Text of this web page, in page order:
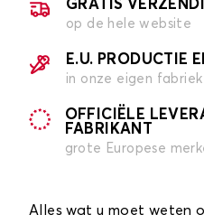
GRATIS
op de hele website
E.U. PRODUCTIE
in onze eigen fabriek
OFFICIËLE
FABRIKANT
grote Europese
Alles wat u moet weten